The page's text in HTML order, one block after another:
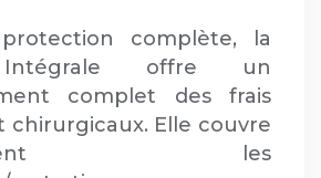
complète, la
offre un
complet des frais
chirurgicaux. Elle couvre
les